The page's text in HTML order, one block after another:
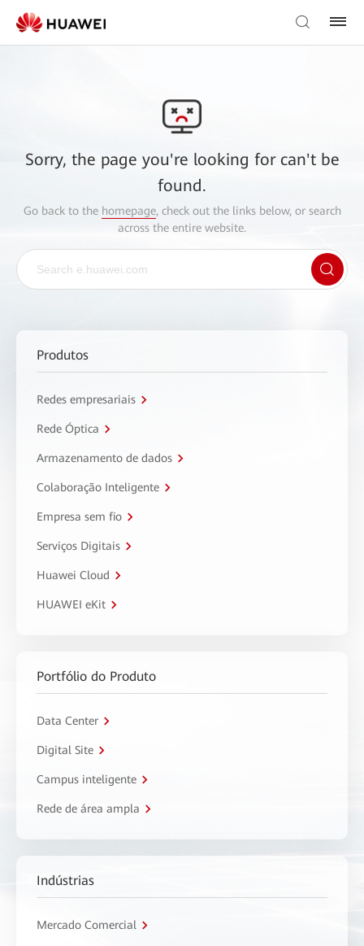
Sorry, the page you're looking for can't be
found.
Go back to the homepage, check out the links below, or search
across the entire website.
Produtos
Redes empresariais
Rede Óptica
Armazenamento de dados
Colaboração Inteligente
Empresa sem fio
Serviços Digitais
Huawei Cloud
HUAWEI eKit
Portfólio do Produto
Data Center
Digital Site
Campus inteligente
Rede de área ampla
Indústrias
Mercado Comercial